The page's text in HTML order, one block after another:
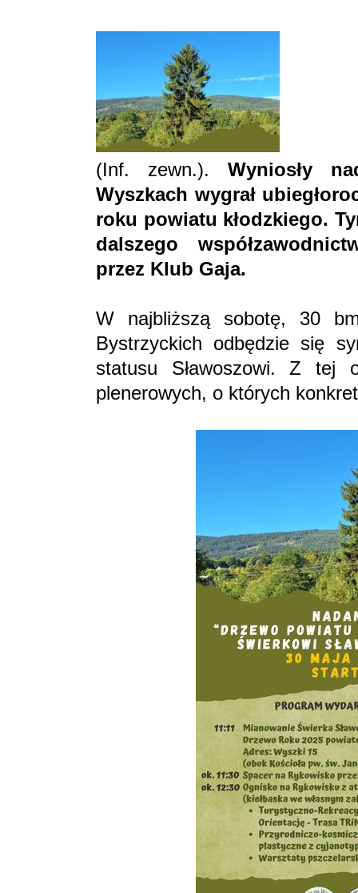
(Inf. zewn.). Wyniosły
Wyszkach wygrał
roku powiatu kłodzkiego.
dalszego
przez Klub Gaja.
W najbliższą sobotę, 30
Bystrzyckich odbędzie się
statusu Sławoszowi. Z tej
plenerowych, o których